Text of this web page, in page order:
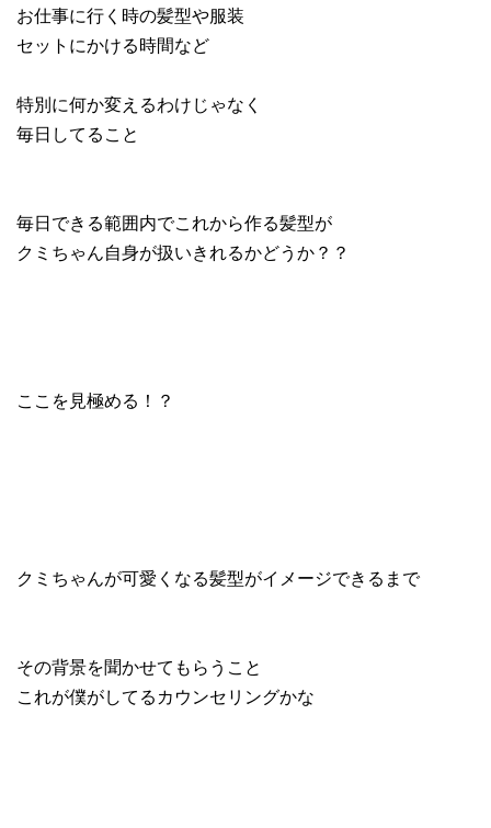
お仕事に行く時の髪型や服装
セットにかける時間など
特別に何か変えるわけじゃなく
毎日してること
毎日できる範囲内でこれから作る髪型が
クミちゃん自身が扱いきれるかどうか？？
ここを見極める！？
クミちゃんが可愛くなる髪型がイメージできるまで
その背景を聞かせてもらうこと
これが僕がしてるカウンセリングかな